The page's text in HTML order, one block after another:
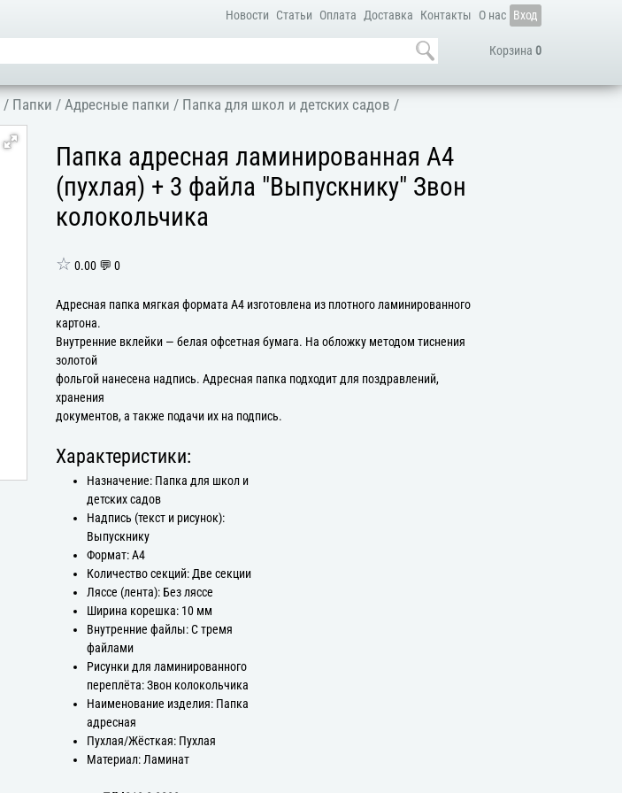
Новости Статьи Оплата Доставка Контакты О нас Вход
Корзина 0
/ Папки /Адресные папки / Папка для школ и детских садов /
Папка адресная ламинированная А4
(пухлая) + 3 файла "Выпускнику" Звон
колокольчика
☆ 0.00 💬 0
Адресная папка мягкая формата А4 изготовлена из плотного ламинированного
картона.
Внутренние вклейки — белая офсетная бумага. На обложку методом тиснения
золотой
фольгой нанесена надпись. Адресная папка подходит для поздравлений,
хранения
документов, а также подачи их на подпись.
Характеристики:
Назначение: Папка для школ и
детских садов
Надпись (текст и рисунок):
Выпускнику
Формат: А4
Количество секций: Две секции
Ляссе (лента): Без ляссе
Ширина корешка: 10 мм
Внутренние файлы: С тремя
файлами
Рисунки для ламинированного
переплёта: Звон колокольчика
Наименование изделия: Папка
адресная
Пухлая/Жёсткая: Пухлая
Материал: Ламинат